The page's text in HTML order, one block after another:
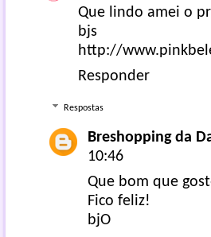
Que lindo amei o
bjs
http://
Responder
Respostas
Breshopping da
10:46
Que bom que
Fico feliz!
bjO